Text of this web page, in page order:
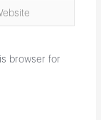
browser for